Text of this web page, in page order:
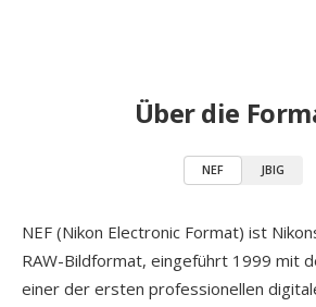
Über die
NEF JBIG
NEF (Nikon Electronic Format) ist
RAW-Bildformat, eingeführt 1999 mit
einer der ersten professionellen